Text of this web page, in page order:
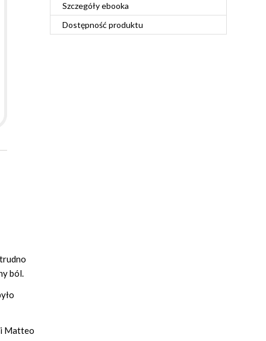
Szczegółyebooka
Dostępność produktu
ból.
i Matteo